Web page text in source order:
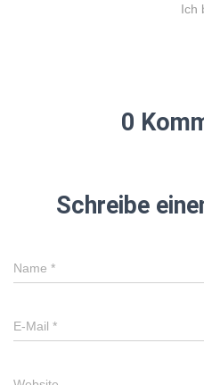
Ich
0
Schreibe
Name *
E-Mail *